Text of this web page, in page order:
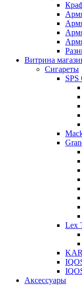
Витрина
Cигареты
SPS
Lex
Аксессуары